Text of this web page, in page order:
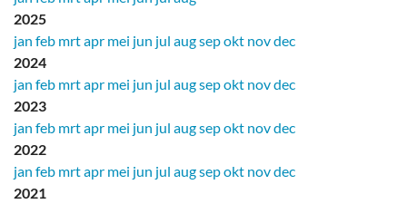
2025
jan feb mrtapr mei jun jul augsepokt novdec
2024
jan feb mrtapr mei jun jul augsepokt novdec
2023
jan feb mrtapr mei jun jul augsepokt novdec
2022
jan feb mrtapr mei jun jul augsepokt novdec
2021